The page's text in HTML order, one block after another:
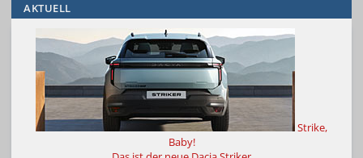
AKTUELL
Strike,
Baby!